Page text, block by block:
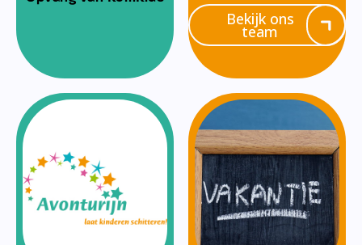
Bekijk ons
team